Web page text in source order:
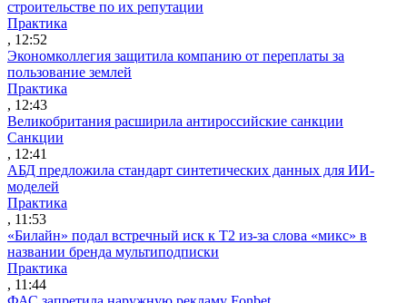
строительстве по их репутации
Практика
, 12:52
Экономколлегия защитила компанию от переплаты за
пользование землей
Практика
, 12:43
Великобритания расширила антироссийские санкции
Санкции
, 12:41
АБД предложила стандарт синтетических данных для ИИ-
моделей
Практика
, 11:53
«Билайн» подал встречный иск к Т2 из-за слова «микс» в
названии бренда мультиподписки
Практика
, 11:44